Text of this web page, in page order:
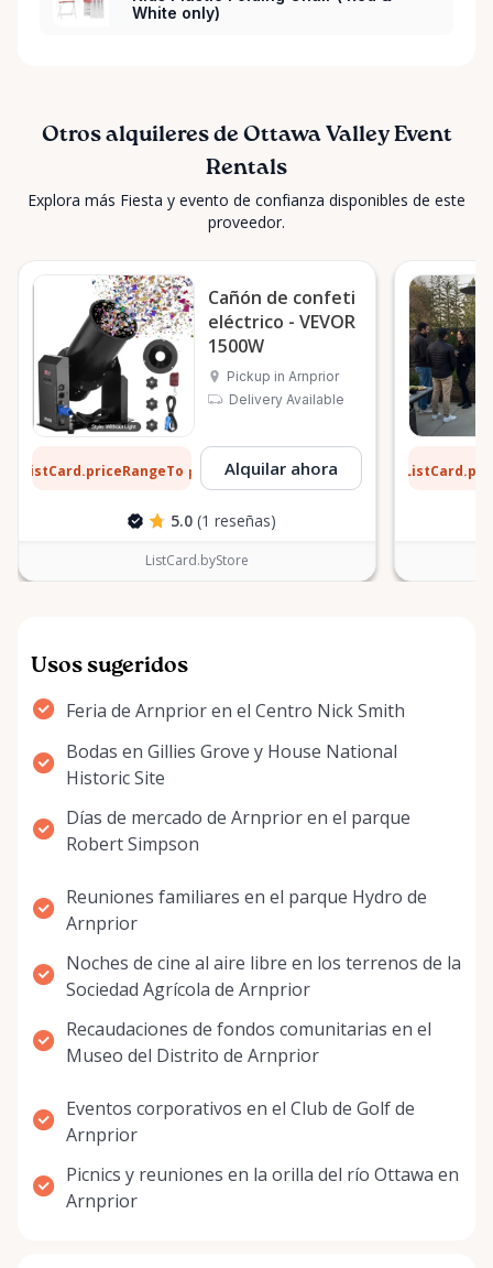
White only)
Otros alquileres de Ottawa Valley Event
Rentals
Explora más Fiesta y evento de confianza disponibles de este
proveedor.
Cañón de confeti
eléctrico - VEVOR
1500W
Pickup in Arnprior
Delivery Available
ListCard.priceRangeTo por díaAlquilar ahora
5.0 (1 reseñas)
ListCard.byStore
Usos sugeridos
Feria de Arnprior en el Centro Nick Smith
Bodas en Gillies Grove y House National
Historic Site
Días de mercado de Arnprior en el parque
Robert Simpson
Reuniones familiares en el parque Hydro de
Arnprior
Noches de cine al aire libre en los terrenos de la
Sociedad Agrícola de Arnprior
Recaudaciones de fondos comunitarias en el
Museo del Distrito de Arnprior
Eventos corporativos en el Club de Golf de
Arnprior
Picnics y reuniones en la orilla del río Ottawa en
Arnprior